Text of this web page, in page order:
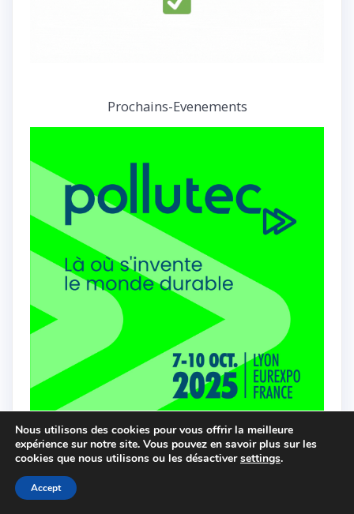
Prochains-Evenements
Nous utilisons des cookies pour vous offrir la meilleure
expérience sur notre site. Vous pouvez en savoir plus sur les
cookies que nous utilisons ou les désactiversettings.
Accept